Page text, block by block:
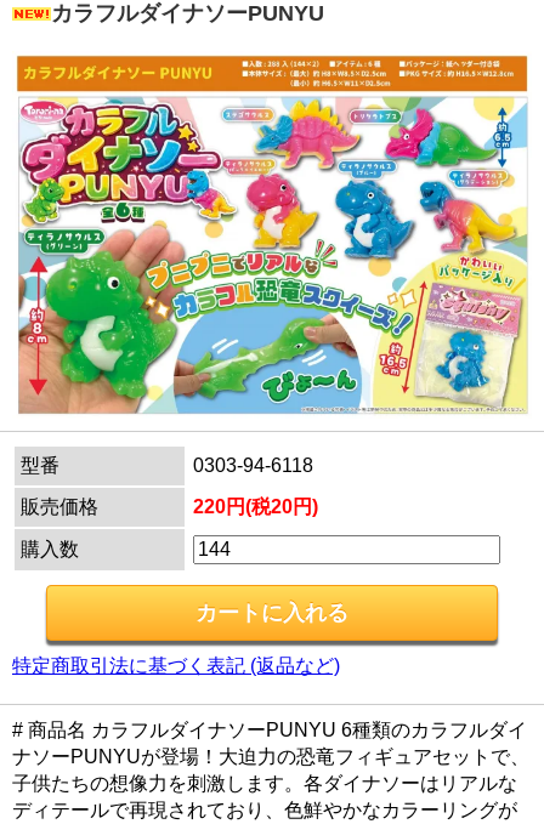
カラフルダイナソーPUNYU
型番
0303-94-6118
販売価格
220円(税20円)
購入数
特定商取引法に基づく表記 (返品など)
# 商品名 カラフルダイナソーPUNYU 6種類のカラフルダイ
ナソーPUNYUが登場！大迫力の恐竜フィギュアセットで、
子供たちの想像力を刺激します。各ダイナソーはリアルな
ディテールで再現されており、色鮮やかなカラーリングが